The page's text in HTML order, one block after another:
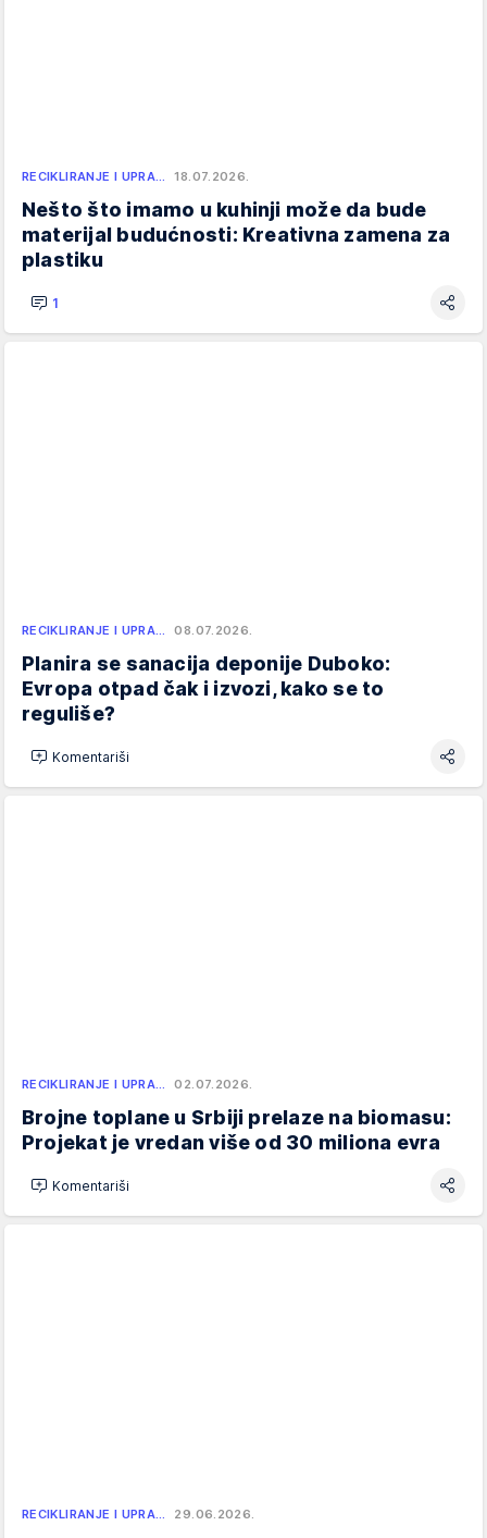
RECIKLIRANJE I UPRA… 18.07.2026.
Nešto što imamo u kuhinji može da bude
materijal budućnosti: Kreativna zamena za
plastiku
1
RECIKLIRANJE I UPRA… 08.07.2026.
Planira se sanacija deponije Duboko:
Evropa otpad čak i izvozi, kako se to
reguliše?
Komentariši
RECIKLIRANJE I UPRA… 02.07.2026.
Brojne toplane u Srbiji prelaze na biomasu:
Projekat je vredan više od 30 miliona evra
Komentariši
RECIKLIRANJE I UPRA… 29.06.2026.